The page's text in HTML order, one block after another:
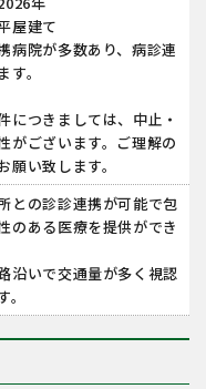
屋建て
病院が多数あり、病診連
。
につきましては、中止・
がございます。ご理解の
願い致します。
との診診連携が可能で包
のある医療を提供ができ
沿いで交通量が多く視認